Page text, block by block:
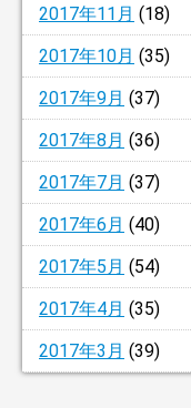
2017年11月 (18)
2017年10月 (35)
2017年9月 (37)
2017年8月 (36)
2017年7月 (37)
2017年6月 (40)
2017年5月 (54)
2017年4月 (35)
2017年3月 (39)